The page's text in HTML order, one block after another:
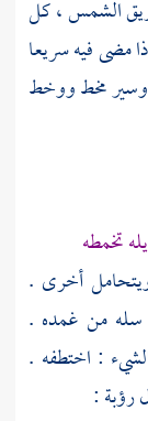
الشمس ، كل
مضى فيه سريعا
مخط ووخط
تخمطه
أخرى .
من غمده .
: اختطفه .
رؤبة: